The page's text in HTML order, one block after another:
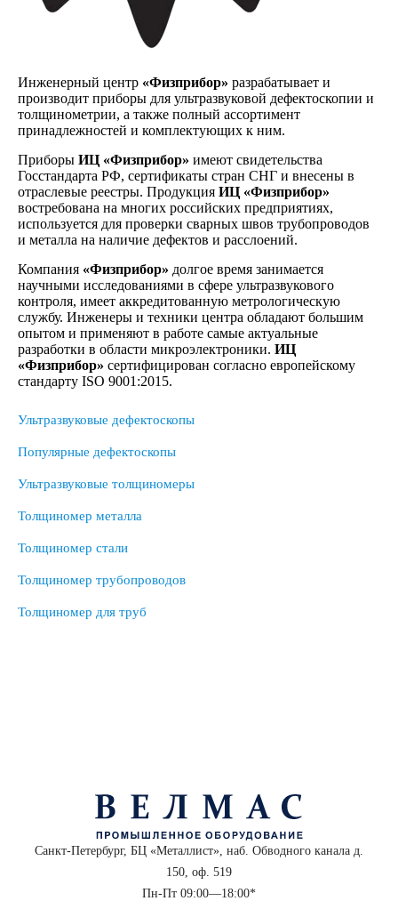
Инженерный центр «Физприбор» разрабатывает и
производит приборы для ультразвуковой дефектоскопии и
толщинометрии, а также полный ассортимент
принадлежностей и комплектующих к ним.
Приборы ИЦ «Физприбор» имеют свидетельства
Госстандарта РФ, сертификаты стран СНГ и внесены в
отраслевые реестры. Продукция ИЦ «Физприбор»
востребована на многих российских предприятиях,
используется для проверки сварных швов трубопроводов
и металла на наличие дефектов и расслоений.
Компания «Физприбор» долгое время занимается
научными исследованиями в сфере ультразвукового
контроля, имеет аккредитованную метрологическую
службу. Инженеры и техники центра обладают большим
опытом и применяют в работе самые актуальные
разработки в области микроэлектроники. ИЦ
«Физприбор» сертифицирован согласно европейскому
стандарту ISO 9001:2015.
Ультразвуковые дефектоскопы
Популярные дефектоскопы
Ультразвуковые толщиномеры
Толщиномер металла
Толщиномер стали
Толщиномер трубопроводов
Толщиномер для труб
Санкт-Петербург, БЦ «Металлист», наб. Обводного канала д.
150, оф. 519
Пн-Пт 09:00—18:00*